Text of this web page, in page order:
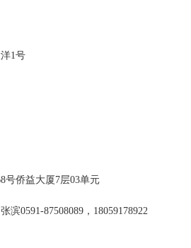
1号
号侨益大厦7层03单元
滨0591-87508089，18059178922